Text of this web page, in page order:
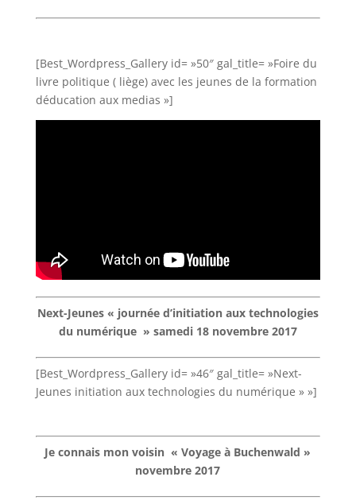
[Best_Wordpress_Gallery id= »50″ gal_title= »Foire du
livre politique ( liège) avec les jeunes de la formation
déducation aux medias »]
Next-Jeunes « journée d’initiation aux technologies
du numérique » samedi 18 novembre 2017
[Best_Wordpress_Gallery id= »46″ gal_title= »Next-
Jeunes initiation aux technologies du numérique » »]
Je connais mon voisin « Voyage à Buchenwald »
novembre 2017